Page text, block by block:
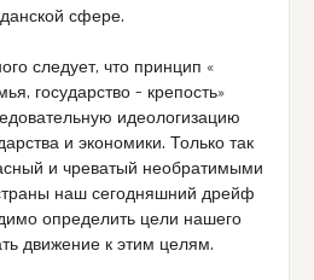
сфере.
следует, что принцип «
государство – крепость»
идеологизацию
и экономики. Только так
и чреватый необратимыми
наш сегодняшний дрейф
определить цели нашего
движение к этим целям.